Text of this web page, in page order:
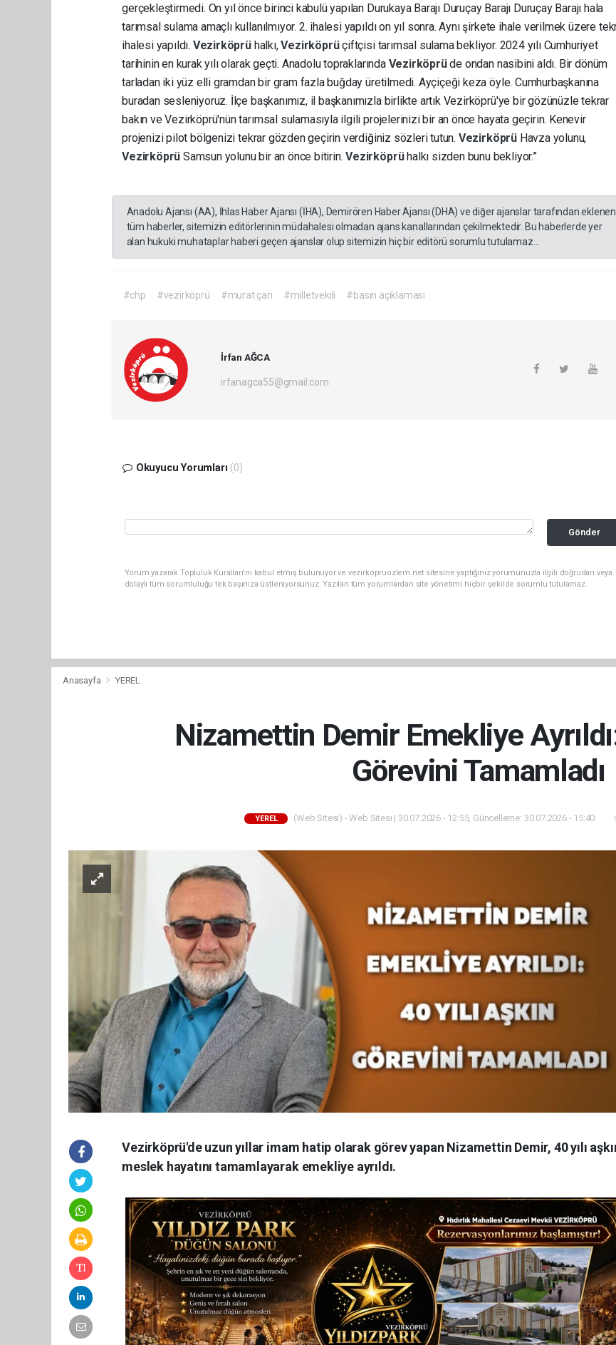
gerçekleştirmedi. On yıl önce birinci kabulü yapılan Durukaya Barajı Duruçay Barajı Duruçay Barajı hala
tarımsal sulama amaçlı kullanılmıyor. 2. ihalesi yapıldı on yıl sonra. Aynı şirkete ihale verilmek üzere
ihalesi yapıldı. Vezirköprü halkı,Vezirköprüçiftçisi tarımsal sulama bekliyor. 2024 yılı Cumhuriyet
tarihinin en kurak yılı olarak geçti. Anadolu topraklarında Vezirköprüde ondan nasibini aldı. Bir dönüm
tarladan iki yüz elli gramdan bir gram fazla buğday üretilmedi. Ayçiçeği keza öyle. Cumhurbaşkanına
buradan sesleniyoruz. İlçe başkanımız, il başkanımızla birlikte artık Vezirköprü'ye bir gözünüzle tekrar
bakın ve Vezirköprü'nün tarımsal sulamasıyla ilgili projelerinizi bir an önce hayata geçirin. Kenevir
projenizi pilot bölgenizi tekrar gözden geçirin verdiğiniz sözleri tutun. Vezirköprü Havza yolunu,
Vezirköprü Samsun yolunu bir an önce bitirin.Vezirköprühalkı sizden bunu bekliyor.”
Anadolu Ajansı (AA), İhlas Haber Ajansı (İHA), Demirören Haber Ajansı (DHA) ve diğer ajanslar tarafından eklenen
tüm haberler, sitemizin editörlerinin müdahalesi olmadan ajans kanallarından çekilmektedir. Bu haberlerde yer
alan hukuki muhataplar haberi geçen ajanslar olup sitemizin hiç bir editörü sorumlu tutulamaz...
#chp #vezirköprü #murat çan #milletvekili #basın açıklaması
İrfan AĞCA
irfanagca55@gmail.com
Okuyucu Yorumları (0)
Gönder
Yorum yazarak Topluluk Kuralları’nı kabul etmiş bulunuyor ve vezirkopruozlem.net sitesine yaptığınız yorumunuzla ilgili doğrudan veya
dolaylı tüm sorumluluğu tek başınıza üstleniyorsunuz. Yazılan tüm yorumlardan site yönetimi hiçbir şekilde sorumlu tutulamaz.
Anasayfa YEREL
Nizamettin Demir Emekliye
Görevini Tamamladı
YEREL (Web Sitesi) - Web Sitesi | 30.07.2026 - 12:55, Güncelleme: 30.07.2026 - 15:40
Vezirköprü'de uzun yıllar imam hatip olarak görev yapan Nizamettin Demir, 40 yılı
meslek hayatını tamamlayarak emekliye ayrıldı.